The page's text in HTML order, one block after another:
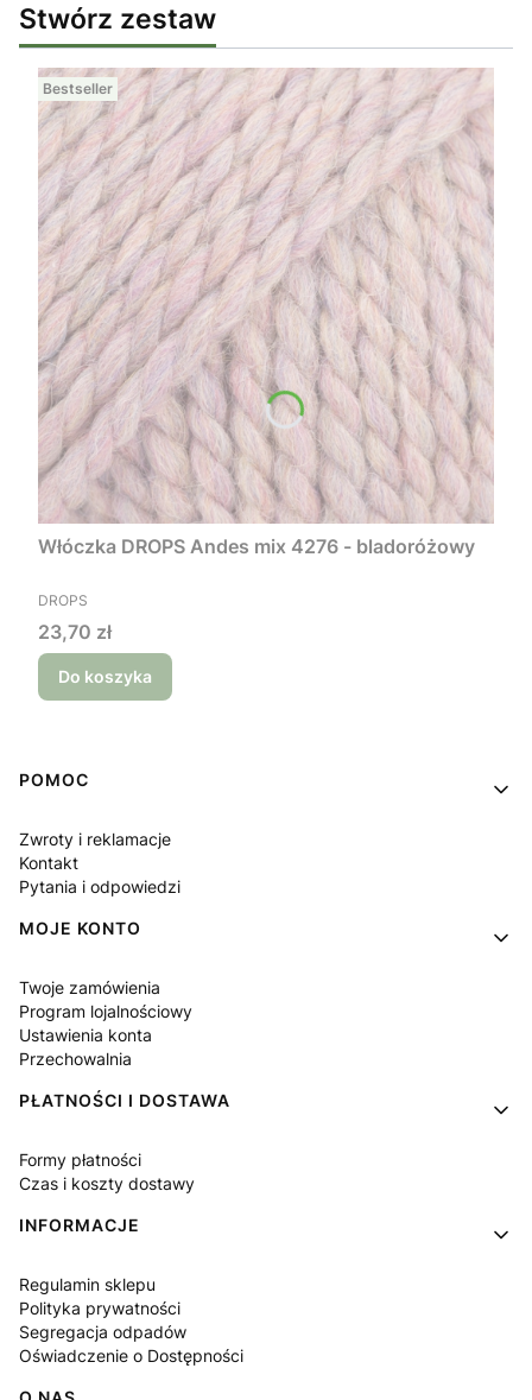
Stwórz zestaw
Bestseller
Włóczka DROPS Andes mix 4276 - bladoróżowy
PRODUCENT
DROPS
Cena
23,70 zł
Do koszyka
Linki w stopce
POMOC
Zwroty i reklamacje
Kontakt
Pytania i odpowiedzi
MOJE KONTO
Twoje zamówienia
Program lojalnościowy
Ustawienia konta
Przechowalnia
PŁATNOŚCI I DOSTAWA
Formy płatności
Czas i koszty dostawy
INFORMACJE
Regulamin sklepu
Polityka prywatności
Segregacja odpadów
Oświadczenie o Dostępności